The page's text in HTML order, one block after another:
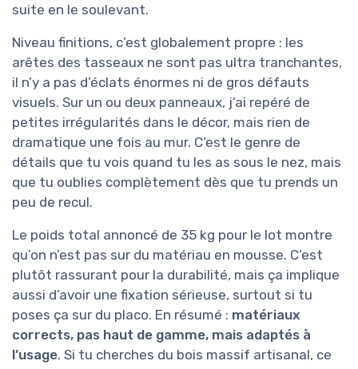
suite en le soulevant.
Niveau finitions, c’est globalement propre : les
arêtes des tasseaux ne sont pas ultra tranchantes,
il n’y a pas d’éclats énormes ni de gros défauts
visuels. Sur un ou deux panneaux, j’ai repéré de
petites irrégularités dans le décor, mais rien de
dramatique une fois au mur. C’est le genre de
détails que tu vois quand tu les as sous le nez, mais
que tu oublies complètement dès que tu prends un
peu de recul.
Le poids total annoncé de 35 kg pour le lot montre
qu’on n’est pas sur du matériau en mousse. C’est
plutôt rassurant pour la durabilité, mais ça implique
aussi d’avoir une fixation sérieuse, surtout si tu
poses ça sur du placo. En résumé : matériaux
corrects, pas haut de gamme, mais adaptés à
l’usage. Si tu cherches du bois massif artisanal, ce